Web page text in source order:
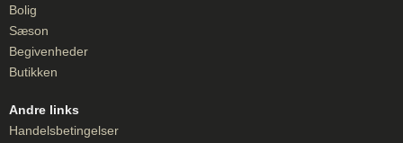
Bolig
Sæson
Begivenheder
Butikken
Andre links
Handelsbetingelser